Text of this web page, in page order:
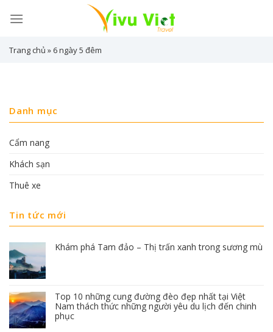
Trang chủ » 6 ngày 5 đêm
Danh mục
Cẩm nang
Khách sạn
Thuê xe
Tin tức mới
Khám phá Tam đảo – Thị trấn xanh trong sương mù
Top 10 những cung đường đèo đẹp nhất tại Việt
Nam thách thức những người yêu du lịch đến chinh
phục